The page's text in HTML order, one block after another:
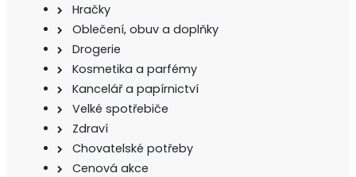
Hračky
Oblečení, obuv a doplňky
Drogerie
Kosmetika a parfémy
Kancelář a papírnictví
Velké spotřebiče
Zdraví
Chovatelské potřeby
Cenová akce